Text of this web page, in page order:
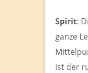
Spirit:
ganze
ist der